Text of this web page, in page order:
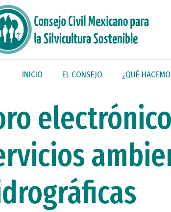
INICIO EL CONSEJO ¿QUÉ